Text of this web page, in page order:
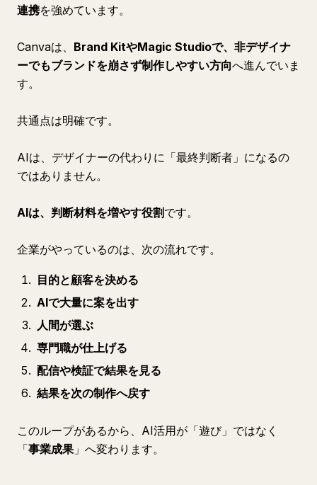
連携を強めています。
Canvaは、 Brand KitやMagic Studioで、非デザイナ
ーでもブランドを崩さず制作しやすい方向へ進んでいま
す。
共通点は明確です。
AIは、デザイナーの代わりに「最終判断者」になるの
ではありません。
AIは、判断材料を増やす役割です。
企業がやっているのは、次の流れです。
目的と顧客を決める
AIで大量に案を出す
人間が選ぶ
専門職が仕上げる
配信や検証で結果を見る
結果を次の制作へ戻す
このループがあるから、AI活用が「遊び」ではなく
「事業成果 」へ変わります。